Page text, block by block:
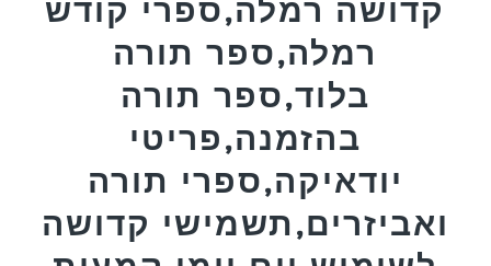
קדושה רמלה,ספרי קודש
רמלה,ספר תורה
בלוד,ספר תורה
בהזמנה,פריטי
יודאיקה,ספרי תורה
ואביזרים,תשמישי קדושה